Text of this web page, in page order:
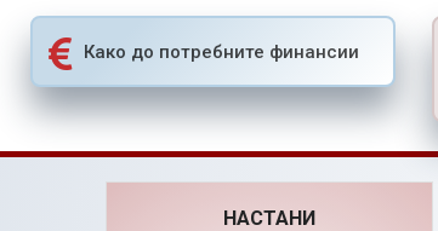
Како до потребните финансии
НАСТАНИ